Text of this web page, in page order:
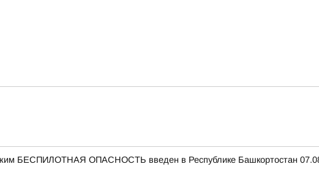
БЕСПИЛОТНАЯ ОПАСНОСТЬ введен в Республике Башкортостан